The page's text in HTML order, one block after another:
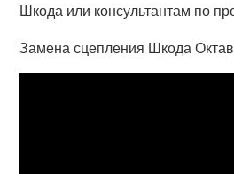
Шкода или консультантам по
Замена сцепления Шкода